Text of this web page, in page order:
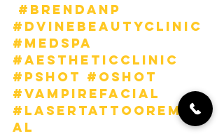
#brendanp
#dvinebeautyclinic
#medspa
#aestheticclinic
#pshot #oshot
#vampirefacial
#lasertattooremov
al